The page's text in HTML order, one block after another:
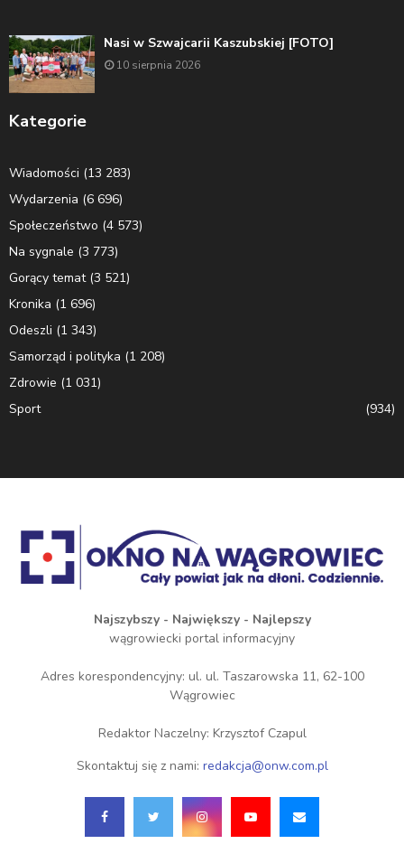
Nasi w Szwajcarii Kaszubskiej [FOTO]
10 sierpnia 2026
Kategorie
Wiadomości (13 283)
Wydarzenia (6 696)
Społeczeństwo (4 573)
Na sygnale (3 773)
Gorący temat(3 521)
Kronika (1 696)
Odeszli (1 343)
Samorząd i polityka (1 208)
Zdrowie (1 031)
Sport
(934)
Najszybszy - Największy - Najlepszy
wągrowiecki portal informacyjny
Adres korespondencyjny: ul. ul. Taszarowska 11, 62-100
Wągrowiec
Redaktor Naczelny: Krzysztof Czapul
Skontaktuj się z nami: redakcja@onw.com.pl